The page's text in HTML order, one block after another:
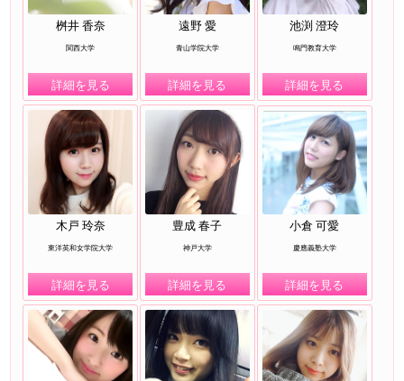
桝井 香奈
関西大学
詳細を見る
遠野 愛
青山学院大学
詳細を見る
池渕 澄玲
鳴門教育大学
詳細を見る
木戸 玲奈
東洋英和女学院大学
詳細を見る
豊成 春子
神戸大学
詳細を見る
小倉 可愛
慶應義塾大学
詳細を見る